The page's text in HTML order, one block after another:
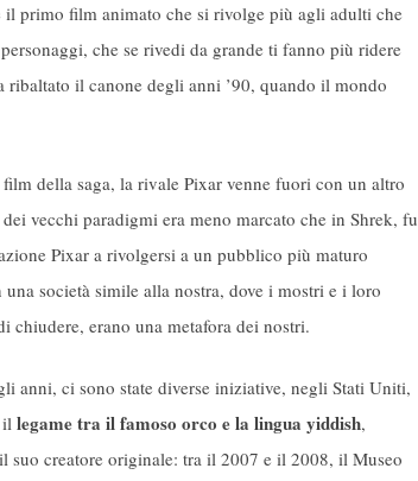
primo film animato che si rivolge più agli adulti che
che se rivedi da grande ti fanno più ridere
il canone degli anni ’90, quando il mondo
della saga, la rivale Pixar venne fuori con un altro
vecchi paradigmi era meno marcato che in Shrek, fu
Pixar a rivolgersi a un pubblico più maturo
società simile alla nostra, dove i mostri e i loro
chiudere, erano una metafora dei nostri.
anni, ci sono state diverse iniziative, negli Stati Uniti,
illegame tra il famoso orco e la lingua yiddish,
suo creatore originale: tra il 2007 e il 2008, il Museo